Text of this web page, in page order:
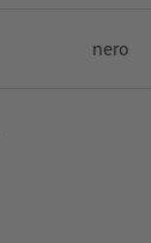
nero